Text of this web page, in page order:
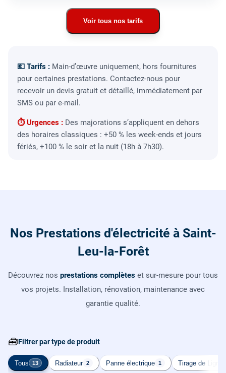
Voir tous nos tarifs
💶 Tarifs : Main-d’œuvre uniquement, hors fournitures
pour certaines prestations. Contactez-nous pour
recevoir un devis gratuit et détaillé, immédiatement par
SMS ou par e-mail.
⏱ Urgences : Des majorations s’appliquent en dehors
des horaires classiques : +50 % les week-ends et jours
fériés, +100 % le soir et la nuit (18h à 7h30).
Nos Prestations d'électricité à Saint-
Leu-la-Forêt
Découvrez nos prestations complètes et sur-mesure pour tous
vos projets. Installation, rénovation, maintenance avec
garantie qualité.
🧰Filtrer par type de produit
Tous 13 Radiateur 2 Panne électrique 1 Tirage de Ligne